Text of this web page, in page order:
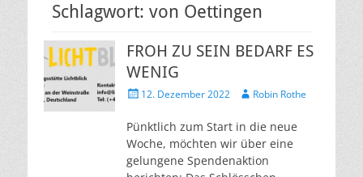
Schlagwort: von Oettingen
FROH ZU SEIN BEDARF ES
WENIG
Veröffentlicht
12. Dezember 2022 AutorRobin Rothe
Pünktlich zum Start in die neue
Woche, möchten wir über eine
gelungene Spendenaktion